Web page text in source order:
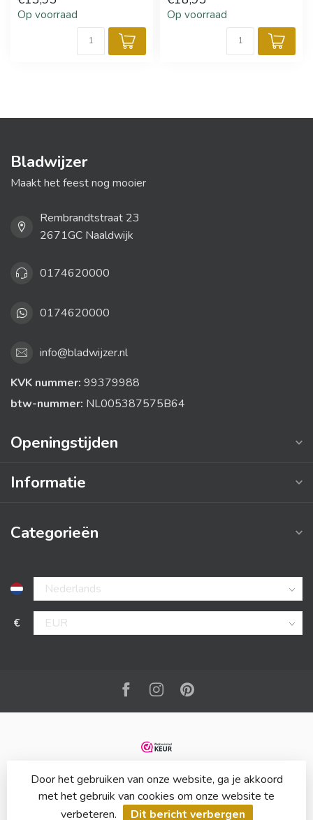
Op voorraad Op voorraad
Bladwijzer
Maakt het feest nog mooier
Rembrandtstraat 23
2671GC Naaldwijk
0174620000
0174620000
info@bladwijzer.nl
KVK nummer: 99379988
btw-nummer: NL005387575B64
Openingstijden
Informatie
Categorieën
€
Door het gebruiken van onze website, ga je akkoord
met het gebruik van cookies om onze website te
verbeteren.
Dit bericht verbergen